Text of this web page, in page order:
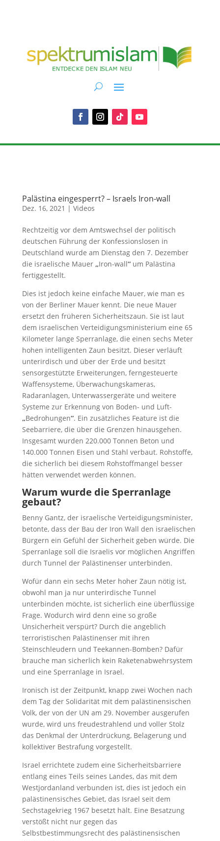
Palästina eingesperrt? – Israels Iron-wall
Dez. 16, 2021 | Videos
Rechtzeitig vor dem Amtswechsel der politisch
deutschen Führung der Konfessionslosen in
Deutschland wurde am Dienstag den 7. Dezember
die israelische Mauer „Iron-wall“um Palästina
fertiggestellt.
Dies ist jedoch keine einfache Mauer, wie man es
von der Berliner Mauer kennt. Die neue Mauer
ersetzt den früheren Sicherheitszaun. Sie ist laut
dem israelischen Verteidigungsministerium eine 65
Kilometer lange Sperranlage, die einen sechs Meter
hohen intelligenten Zaun besitzt. Dieser verläuft
unterirdisch und über der Erde und besitzt
sensorgestützte Erweiterungen, ferngesteuerte
Waffensysteme, Überwachungskameras,
Radaranlagen, Unterwassergeräte und weitere
Systeme zur Erkennung von Boden- und Luft-
„Bedrohungen“. Ein zusätzliches Feature ist die
Seebarriere, die über die Grenzen hinausgehen.
Insgesamt wurden 220.000 Tonnen Beton und
140.000 Tonnen Eisen und Stahl verbaut. Rohstoffe,
die sicherlich bei diesem Rohstoffmangel besser
hätten verwendet werden können.
Warum wurde die Sperranlage
gebaut?
Benny Gantz, der israelische Verteidigungsminister,
betonte, dass der Bau der Iron Wall den israelischen
Bürgern ein Gefühl der Sicherheit geben würde. Die
Sperranlage soll die Israelis vor möglichen Angriffen
durch Tunnel der Palästinenser unterbinden.
Wofür dann ein sechs Meter hoher Zaun nötig ist,
obwohl man ja nur unterirdische Tunnel
unterbinden möchte, ist sicherlich eine überflüssige
Frage. Wodurch wird denn eine so große
Unsicherheit verspürt? Durch die angeblich
terroristischen Palästinenser mit ihren
Steinschleudern und Teekannen-Bomben? Dafür
brauche man sicherlich kein Raketenabwehrsystem
und eine Sperranlage in Israel.
Ironisch ist der Zeitpunkt, knapp zwei Wochen nach
dem Tag der Solidarität mit dem palästinensischen
Volk, der von der UN am 29. November ausgerufen
wurde, wird uns freudestrahlend und voller Stolz
das Denkmal der Unterdrückung, Belagerung und
kollektiver Bestrafung vorgestellt.
Israel errichtete zudem eine Sicherheitsbarriere
entlang eines Teils seines Landes, das mit dem
Westjordanland verbunden ist, dies ist jedoch ein
palästinensisches Gebiet, das Israel seit dem
Sechstagekrieg 1967 besetzt hält. Eine Besatzung
verstößt nicht nur gegen das
Selbstbestimmungsrecht des palästinensischen